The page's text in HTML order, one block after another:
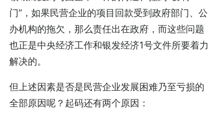
门”，如果民营企业的项目回款受到政府部门、公
办机构的拖欠，那么责任出在政府，而这些问题
也正是中央经济工作和银发经济1号文件所要着力
解决的。
但上述因素是否是民营企业发展困难乃至亏损的
全部原因呢？起码还有两个原因：